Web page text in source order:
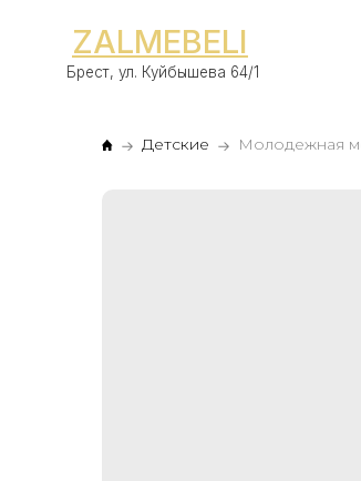
ZALMEBELI
Брест, ул. Куйбышева 64/1
Детские